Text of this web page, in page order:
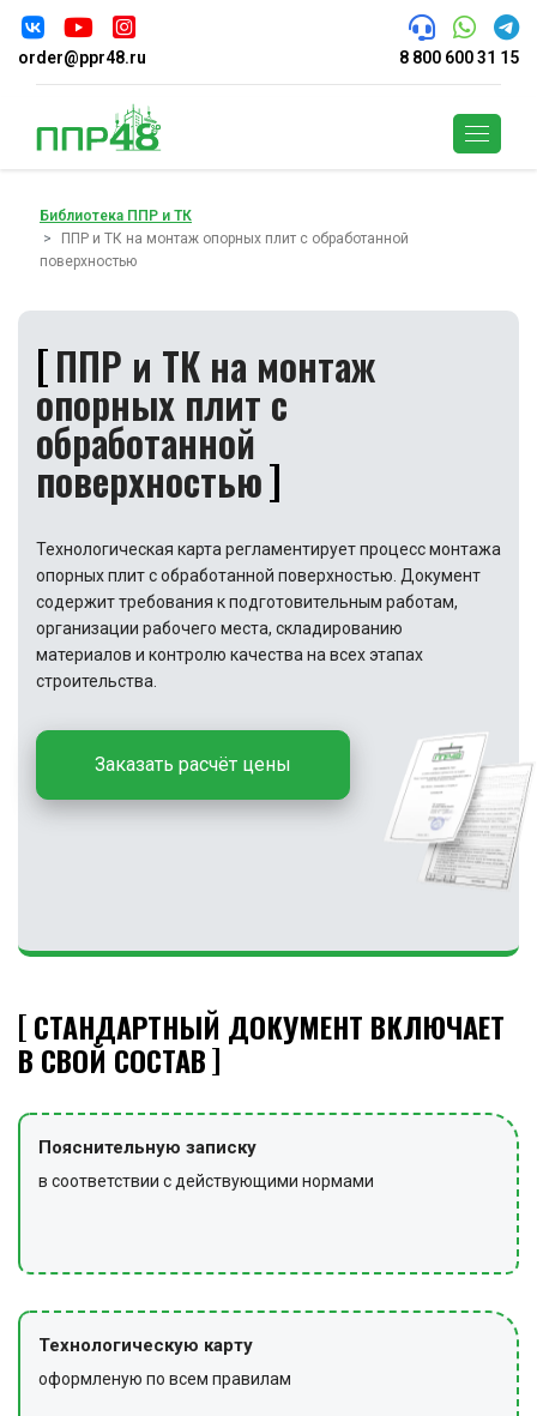
order@ppr48.ru 8 800 600 31 15
Библиотека ППР и ТК
ППР и ТК на монтаж опорных плит с обработанной
поверхностью
ППР и ТК на монтаж
опорных плит с
обработанной
поверхностью
Технологическая карта регламентирует процесс монтажа
опорных плит с обработанной поверхностью. Документ
содержит требования к подготовительным работам,
организации рабочего места, складированию
материалов и контролю качества на всех этапах
строительства.
Заказать расчёт цены
СТАНДАРТНЫЙ ДОКУМЕНТ ВКЛЮЧАЕТ
В СВОЙ СОСТАВ
Пояснительную записку
в соответствии с действующими нормами
Технологическую карту
оформленую по всем правилам